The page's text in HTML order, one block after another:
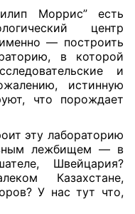
Моррис” есть
центр
— построить
в которой
и
истинную
что порождает
эту лабораторию
лежбищем — в
Швейцария?
Казахстане,
У нас тут что,